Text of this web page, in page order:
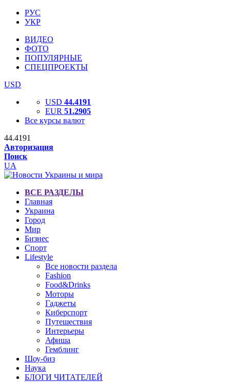
РУС
УКР
ВИДЕО
ФОТО
ПОПУЛЯРНЫЕ
СПЕЦПРОЕКТЫ
USD
USD 44.4191
EUR 51.2905
Все курсы валют
44.4191
Авторизация
Поиск
UA
ВСЕ РАЗДЕЛЫ
Главная
Украина
Город
Мир
Бизнес
Спорт
Lifestyle
Все новости раздела
Fashion
Food&Drinks
Моторы
Гаджеты
Киберспорт
Путешествия
Интерьеры
Афиша
Гемблинг
Шоу-биз
Наука
БЛОГИ ЧИТАТЕЛЕЙ